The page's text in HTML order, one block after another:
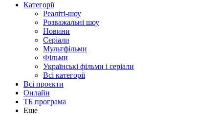
Категорії
Реаліті-шоу
Розважальні шоу
Новини
Серіали
Мультфільми
Фільми
Українські фільми і серіали
Всі категорії
Всі проєкти
Онлайн
ТБ програма
Еще